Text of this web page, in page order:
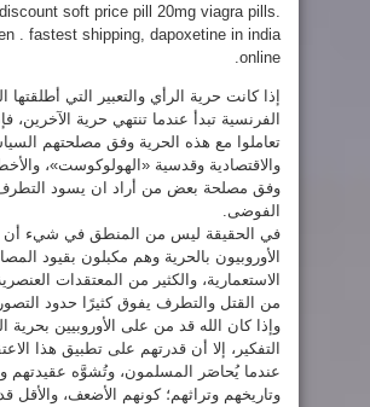
soft price pill 20mg viagra pills.
. fastest shipping, dapoxetine in india
online.
إذا كانت حرية الرأي والتعبير التي أطلقتها
الفرنسية تبدأ عندما تنتهي حرية الآخرين،
تعاملوا مع هذه الحرية وفق مصلحتهم
والاقتصادية وقدسية «الهولوكوست»،
وفق مصلحة بعض من أراد ان يسود
الفوضى.
في الحقيقة ليس من المنطق في شيء أن
الأوروبيون بالحرية وهم مكبلون بقيود
الاستعمارية، والكثير من المعتقدات
من القتل والتطرف يفوق كثيرًا حدود
وإذا كان الله قد من على الأوروبيين بحرية
التفكير، إلا أن قدرتهم على تطبيق هذا
عندما يُحاصَر المسلمون، وتُشوَّه عقيدتهم
وتاريخهم وتراثهم؛ كونهم الأضعف، والأقل